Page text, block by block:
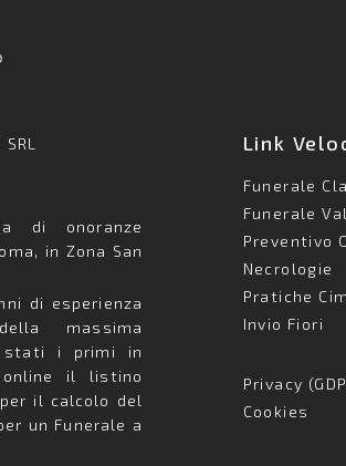
di onoranze
in Zona San
di esperienza
massima
stati i primi in
il listino
il calcolo del
un Funerale a
Link
Funerale
Funerale
Preventivo
Necrologie
Pratiche
Invio Fiori
Privacy
Cookies